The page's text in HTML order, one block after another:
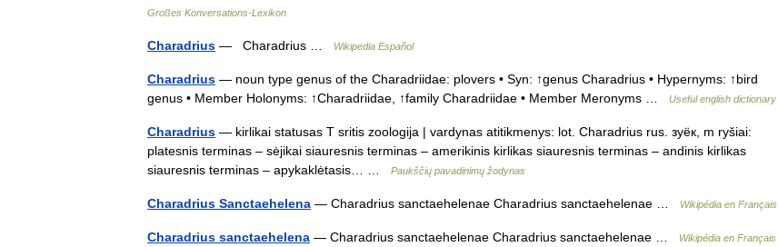
Großes Konversations-Lexikon
Charadrius — Charadrius … Wikipedia Español
Charadrius — noun type genus of the Charadriidae: plovers • Syn: ↑genus Charadrius • Hypernyms: ↑bird
genus • Member Holonyms: ↑Charadriidae, ↑family Charadriidae • Member Meronyms …
Useful english dictionary
Charadrius — kirlikai statusas T sritis zoologija | vardynas atitikmenys: lot. Charadrius rus. зуёк, m ryšiai:
platesnis terminas – sėjikai siauresnis terminas – amerikinis kirlikas siauresnis terminas – andinis kirlikas
siauresnis terminas – apykaklėtasis… …
Paukščių pavadinimų žodynas
Charadrius Sanctaehelena — Charadrius sanctaehelenae Charadrius sanctaehelenae … Wikipédia en Français
Charadrius sanctaehelena — Charadrius sanctaehelenae Charadrius sanctaehelenae … Wikipédia en Français